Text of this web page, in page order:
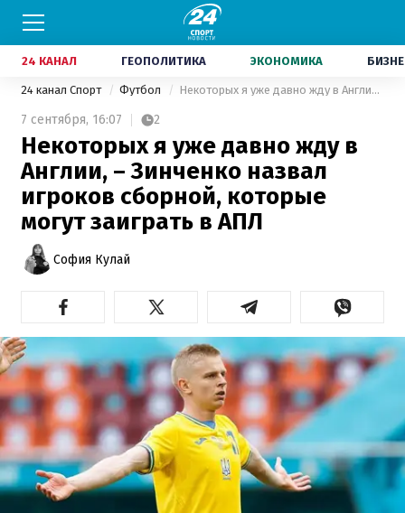
24 КАНАЛ ГЕОПОЛИТИКА ЭКОНОМИКА
24 канал Спорт Футбол Некоторых я уже давно жду в Англии, – Зинченко назвал игроков сборной, которые могут заиграть в АПЛ
7 сентября, 16:07 2
Некоторых я уже давно жду в
Англии, – Зинченко назвал
игроков сборной, которые
могут заиграть в АПЛ
София Кулай